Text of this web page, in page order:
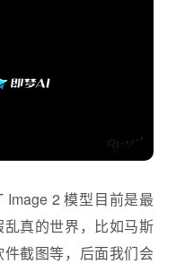
Image 2 模型目前是最
真的世界，比如马斯
截图等，后面我们会